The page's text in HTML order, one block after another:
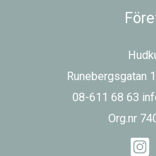
Runebergsgatan
08-611 68 63
Org.nr